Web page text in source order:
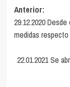
de
entradas
Anterior:
29.12.2020
medidas
22.01.2021 Se